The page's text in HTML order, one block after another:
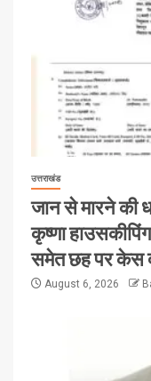
उत्तराखंड
जान से मारने की
कृष्णा
समेत छह पर केस
August 6, 2026